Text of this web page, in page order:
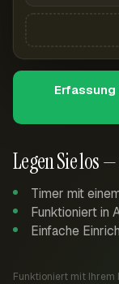
Legen Sie los
Timer mit
Funktioniert in
Einfache
Funktioniert mit Ihrem